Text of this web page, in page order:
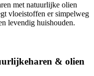
met natuurlijke olien
vloeistoffen er simpelweg
levendig huishouden.
haren & olien